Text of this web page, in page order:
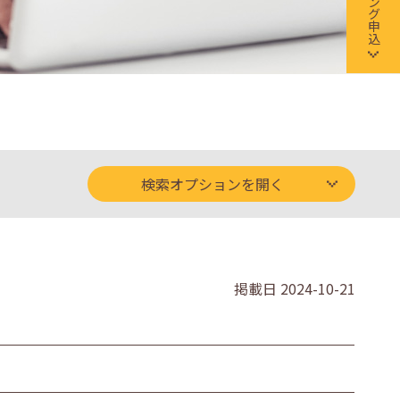
検索オプションを開く
掲載日 2024-10-21